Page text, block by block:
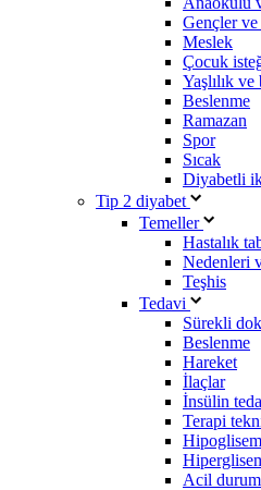
Gençler
Meslek
Çocuk
Yaşlılık ve
Beslenme
Ramazan
Spor
Sıcak
Diyabetli
Tip 2 diyabet
Temeller
Hastalık
Nedenleri
Teşhis
Tedavi
Sürekli
Beslenme
Hareket
İlaçlar
İnsülin
Terapi
Acil